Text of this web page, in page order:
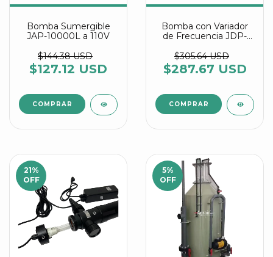
Bomba Sumergible
JAP-10000L a 110V
$144.38 USD
$127.12 USD
Bomba con Variador
de Frecuencia JDP-
$305.64 USD
$287.67 USD
21%
OFF
5%
OFF